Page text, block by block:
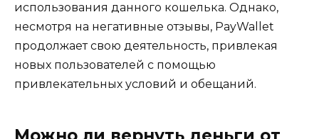
использования данного кошелька. Однако,
несмотря на негативные отзывы, PayWallet
продолжает свою деятельность, привлекая
новых пользователей с помощью
привлекательных условий и обещаний.